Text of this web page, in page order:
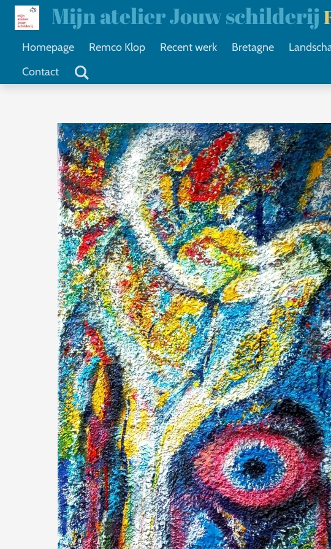
Ga
naar
Mijn atelier Jouw schilderij
Homepage Remco Klop Recent werk Bretagne
Contact